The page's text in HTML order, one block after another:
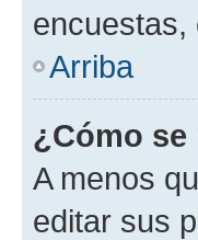
encuestas,
Arriba
¿Cómo
A menos
editar sus